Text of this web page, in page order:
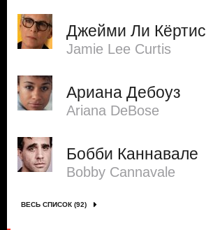
Джейми Ли Кёртис
Jamie Lee Curtis
Ариана Дебоуз
Ariana DeBose
Бобби Каннавале
Bobby Cannavale
ВЕСЬ СПИСОК (92)